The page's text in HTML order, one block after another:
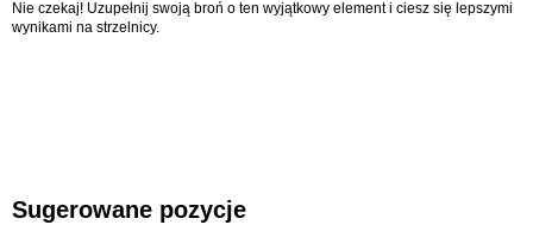
Nie czekaj! Uzupełnij swoją broń o ten wyjątkowy element i ciesz się lepszymi
wynikami na strzelnicy.
Sugerowane pozycje